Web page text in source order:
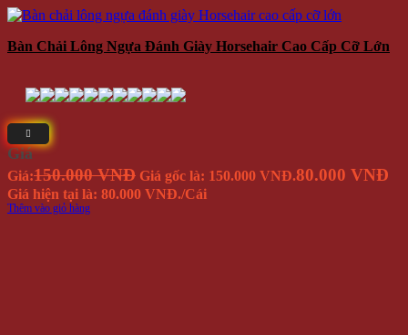
Bàn Chải Lông Ngựa Đánh Giày Horsehair Cao Cấp Cỡ Lớn
Giá
Giá:150.000 VNĐ Giá gốc là: 150.000 VNĐ.80.000 VNĐ
Giá hiện tại là: 80.000 VNĐ./Cái
Thêm vào giỏ hàng